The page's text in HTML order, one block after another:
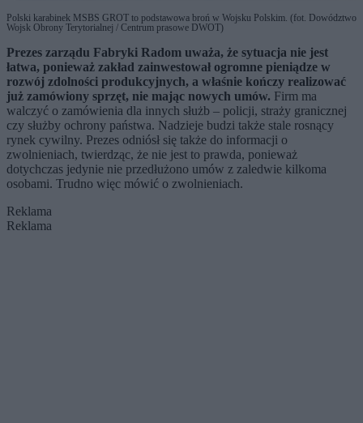
Polski karabinek MSBS GROT to podstawowa broń w Wojsku Polskim. (fot. Dowództwo
Wojsk Obrony Terytorialnej / Centrum prasowe DWOT)
Prezes zarządu Fabryki Radom uważa, że sytuacja nie jest
łatwa, ponieważ zakład zainwestował ogromne pieniądze w
rozwój zdolności produkcyjnych, a właśnie kończy realizować
już zamówiony sprzęt, nie mając nowych umów. Firm ma
walczyć o zamówienia dla innych służb – policji, straży granicznej
czy służby ochrony państwa. Nadzieje budzi także stale rosnący
rynek cywilny. Prezes odniósł się także do informacji o
zwolnieniach, twierdząc, że nie jest to prawda, ponieważ
dotychczas jedynie nie przedłużono umów z zaledwie kilkoma
osobami. Trudno więc mówić o zwolnieniach.
Reklama
Reklama